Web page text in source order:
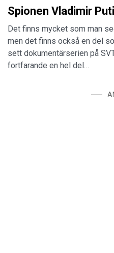
Spionen Vladimir
Det finns mycket som man
men det finns också en del
sett dokumentärserien på
fortfarande en hel del…